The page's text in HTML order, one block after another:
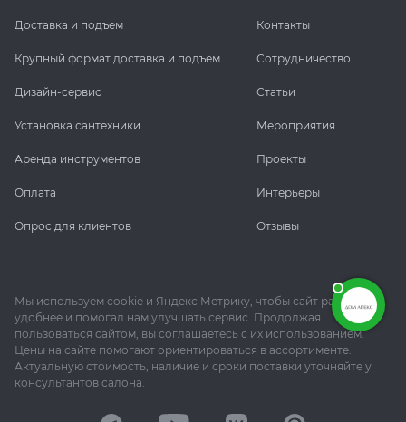
Доставка и подъем
Крупный формат доставка и подъем
Дизайн-сервис
Установка сантехники
Аренда инструментов
Оплата
Опрос для клиентов
Контакты
Сотрудничество
Статьи
Мероприятия
Проекты
Интерьеры
Отзывы
Мы используем cookie и Яндекс Метрику, чтобы сайт работал
удобнее и помогал нам улучшать сервис. Продолжая
пользоваться сайтом, вы соглашаетесь с их использованием.
Цены на сайте помогают ориентироваться в ассортименте.
Актуальную стоимость, наличие и сроки поставки уточняйте у
консультантов салона.